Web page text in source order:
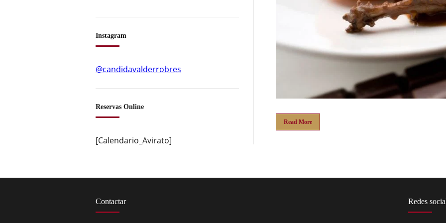
Read More
Instagram
@candidavalderrobres
Reservas Online
[Calendario_Avirato]
Contactar Redes